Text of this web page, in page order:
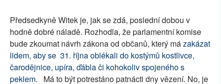
Předsedkyně Witek je, jak se zdá, poslední dobou v
hodně dobré náladě. Rozhodla, že parlamentní komise
bude zkoumat návrh zákona od občanů, který mázakázat
lidem, aby se 31. října oblékali do kostýmů kostlivce,
čarodějnice, upíra, ďábla či kohokoliv spojeného s
peklem.
Má to být potrestáno patnácti dny vězení. No, je